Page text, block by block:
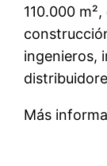
110.000
ingenieros,
Más